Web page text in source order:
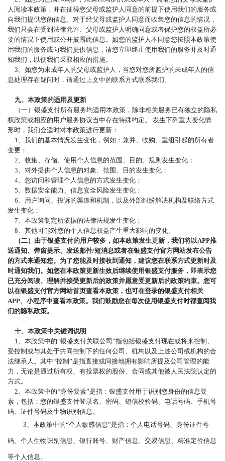
人阅读本政策，并在征得您父母或监护人同意的前提下使用我们的服务或
向我们提供您的信息。对于经父母或监护人同意而收集您的信息的情况，
我们只会在受到法律允许、父母或监护人明确同意或者保护您的权益所必
要的情况下使用或公开披露此信息。如您的监护人不同意您按照本政策使
用我们的服务或向我们提供信息，请您立即终止使用我们的服务并及时通
知我们，以便我们采取相应的措施。
3、如您为未成年人的父母或监护人，当您对您所监护的未成年人的信
息处理存在疑问时，请通过上文中的联系方式联系我们。
九、本政策的适用及更新
（一）银盛支付所有服务均适用本政策，除非相关服务已有独立的隐私
权政策或相应的用户服务协议当中存在特殊约定。
发生下列重大变化情
形时，我们会适时对本政策进行更新：
1、我们的基本情况发生变化，例如：兼并、收购、重组引起的所有者
变更；
2、收集、存储、使用个人信息的范围、目的、规则发生变化；
3、对外提供个人信息的对象、范围、目的发生变化；
4、您访问和管理个人信息的方式发生变化；
5、数据安全能力、信息安全风险发生变化；
6、用户询问、投诉的渠道和机制，以及外部纠纷解决机构及联络方式
发生变化；
7、本政策制定所依据的法律法规发生变化；
8、其他可能对您的个人信息权益产生重大影响的变化。
（二）由于银盛支付的用户较多，如本政策发生更新，我们将以APP推
送通知、弹窗提示、发送邮件/短消息或者在银盛支付官方网站发布公告
的方式来通知您。为了您能及时接收到通知，建议您在联系方式更新时及
时通知我们。如您在本政策更新生效后继续使用银盛支付服务，即表示您
已充分阅读、理解并接受更新后的政策并愿意受更新后的政策约束。您可
以在银盛支付官方网站首页查看本政策 ， 也可在登录的银盛支付相关
APP、 小程序中查看本政策。我们鼓励您在每次使用银盛支付时都查阅我
们的隐私政策。
十、本政策中关键词说明
1、本政策中的“银盛支付关联公司”指包括银盛支付现在或将来控制、
受控制或与其处于共同控制下的任何公司、机构以及上述公司或机构的合
法继承人。其中“控制”是指直接或间接地拥有影响所提及公司管理的能
力，无论是通过所有权、有投票权的股份、合同或其他被人民法院认定的
方式。
2、本政策中的“身份要素”是指：银盛支付用于识别您身份的信息要
素，包括：您的银盛支付登录名、密码、短信校验码、电话号码、手机号
码、证件号码及生物识别信息。
3、本政策中的“个人敏感信息”是指：个人电话号码、身份证件号
码、个人生物识别信息、银行账号、财产信息、交易信息、精准定位信息
等个人信息。